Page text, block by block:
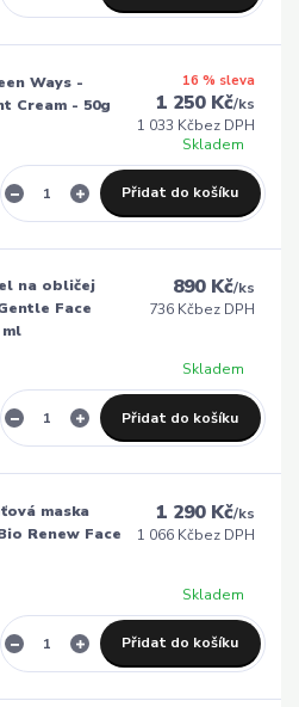
Ways -
Cream - 50g
16 % sleva
1 250 Kč/ks
1 033 Kčbez DPH
Skladem
Přidat do košíku
na obličej
Face
890 Kč/ks
736 Kčbez DPH
Skladem
Přidat do košíku
maska
Renew Face
1 290 Kč/ks
1 066 Kčbez DPH
Skladem
Přidat do košíku